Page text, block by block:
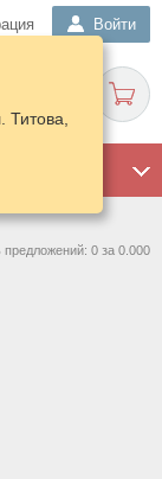
Войти
Титова,
0 за 0.000